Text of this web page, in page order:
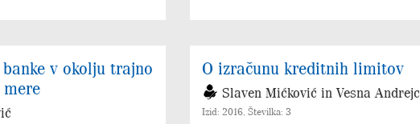
v okolju trajno
O izračunu kreditnih limitov
Slaven Mićković in Vesna Andrejc
Izid: 2016, Številka: 3